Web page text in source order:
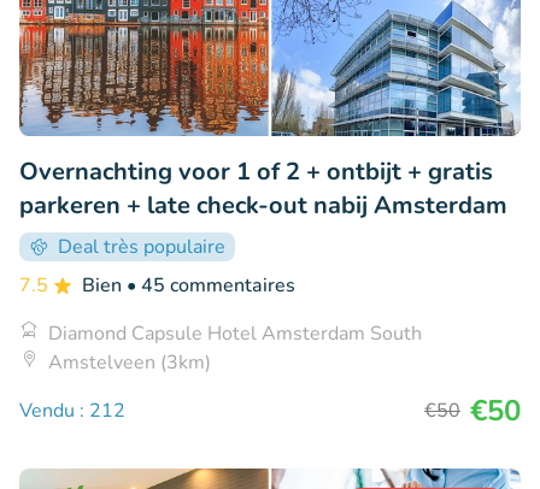
Overnachting voor 1 of 2 + ontbijt + gratis
parkeren + late check-out nabij Amsterdam
Deal très populaire
7.5
Bien • 45 commentaires
Diamond Capsule Hotel Amsterdam South
Amstelveen (3km)
Vendu : 212
€50 €50